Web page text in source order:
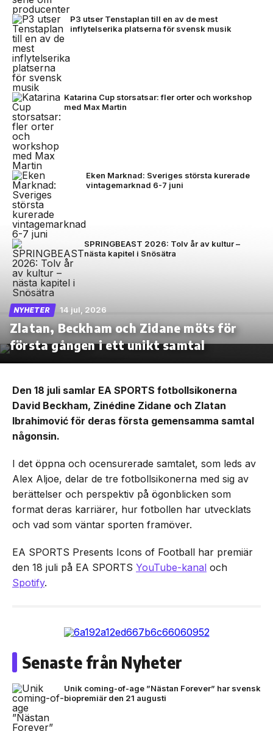
P3 utser Tenstaplan till en av de mest
inflytelserika platserna för svensk musik
Katarina Cup storsatsar: fler orter och workshop
med Max Martin
Eken Marknad: Sveriges största kurerade
vintagemarknad 6-7 juni
SPRINGBEAST 2026: Tolv år av kultur –
nästa kapitel i Snösätra
NYHETER 14 jul, 2026
Zlatan, Beckham och Zidane möts för
första gången i ett unikt samtal
Den 18 juli samlar EA SPORTS fotbollsikonerna
David Beckham, Zinédine Zidane och Zlatan
Ibrahimović för deras första gemensamma samtal
någonsin.
I det öppna och ocensurerade samtalet, som leds av
Alex Aljoe, delar de tre fotbollsikonerna med sig av
berättelser och perspektiv på ögonblicken som
format deras karriärer, hur fotbollen har utvecklats
och vad som väntar sporten framöver.
EA SPORTS Presents Icons of Football har premiär
den 18 juli på EA SPORTS YouTube-kanal och
Spotify.
Senaste från Nyheter
Unik coming-of-age ”Nästan Forever” har svensk
biopremiär den 21 augusti